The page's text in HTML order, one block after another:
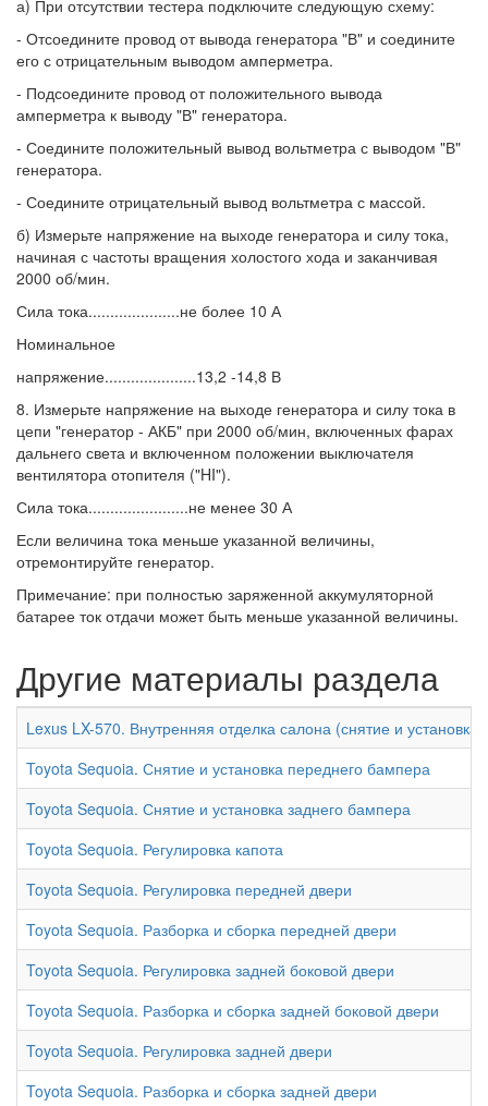
а) При отсутствии тестера подключите следующую схему:
- Отсоедините провод от вывода генератора "В" и соедините
его с отрицательным выводом амперметра.
- Подсоедините провод от положительного вывода
амперметра к выводу "В" генератора.
- Соедините положительный вывод вольтметра с выводом "В"
генератора.
- Соедините отрицательный вывод вольтметра с массой.
б) Измерьте напряжение на выходе генератора и силу тока,
начиная с частоты вращения холостого хода и заканчивая
2000 об/мин.
Сила тока.....................не более 10 А
Номинальное
напряжение.....................13,2 -14,8 В
8. Измерьте напряжение на выходе генератора и силу тока в
цепи "генератор - АКБ" при 2000 об/мин, включенных фарах
дальнего света и включенном положении выключателя
вентилятора отопителя ("HI").
Сила тока.......................не менее 30 А
Если величина тока меньше указанной величины,
отремонтируйте генератор.
Примечание: при полностью заряженной аккумуляторной
батарее ток отдачи может быть меньше указанной величины.
Другие материалы раздела
Lexus LX-570. Внутренняя отделка салона (снятие и установка)
Toyota Sequoia. Снятие и установка переднего бампера
Toyota Sequoia. Снятие и установка заднего бампера
Toyota Sequoia. Регулировка капота
Toyota Sequoia. Регулировка передней двери
Toyota Sequoia. Разборка и сборка передней двери
Toyota Sequoia. Регулировка задней боковой двери
Toyota Sequoia. Разборка и сборка задней боковой двери
Toyota Sequoia. Регулировка задней двери
Toyota Sequoia. Разборка и сборка задней двери